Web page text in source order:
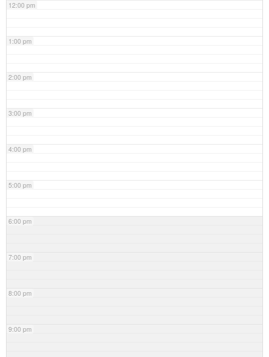
12:00 pm
1:00 pm
2:00 pm
3:00 pm
4:00 pm
5:00 pm
6:00 pm
7:00 pm
8:00 pm
9:00 pm